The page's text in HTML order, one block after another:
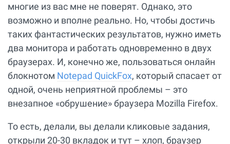
многие из вас мне не поверят. Однако, это
возможно и вполне реально. Но, чтобы достичь
таких фантастических результатов, нужно иметь
два монитора и работать одновременно в двух
браузерах. И, конечно же, пользоваться онлайн
блокнотом Notepad QuickFox, который спасает от
одной, очень неприятной проблемы – это
внезапное «обрушение» браузера Mozilla Firefox.
То есть, делали, вы делали кликовые задания,
открыли 20-30 вкладок и тут – хлоп, браузер